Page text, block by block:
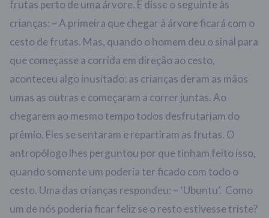
frutas perto de uma árvore. E disse o seguinte às
crianças: – A primeira que chegar à árvore ficará com o
cesto de frutas. Mas, quando o homem deu o sinal para
que começasse a corrida em direção ao cesto,
aconteceu algo inusitado: as crianças deram as mãos
umas as outras e começaram a correr juntas. Ao
chegarem ao mesmo tempo todos desfrutariam do
prêmio. Eles se sentaram e repartiram as frutas. O
antropólogo lhes perguntou por que tinham feito isso,
quando somente um poderia ter ficado com todo o
cesto. Uma das crianças respondeu: – ‘Ubuntu’. Como
um de nós poderia ficar feliz se o resto estivesse triste?